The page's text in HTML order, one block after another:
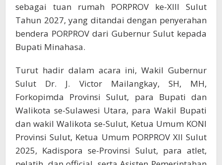
sebagai tuan rumah PORPROV ke-XIII Sulut
Tahun 2027, yang ditandai dengan penyerahan
bendera PORPROV dari Gubernur Sulut kepada
Bupati Minahasa.
Turut hadir dalam acara ini, Wakil Gubernur
Sulut Dr. J. Victor Mailangkay, SH, MH,
Forkopimda Provinsi Sulut, para Bupati dan
Walikota se-Sulawesi Utara, para Wakil Bupati
dan wakil Walikota se-Sulut, Ketua Umum KONI
Provinsi Sulut, Ketua Umum PORPROV XII Sulut
2025, Kadispora se-Provinsi Sulut, para atlet,